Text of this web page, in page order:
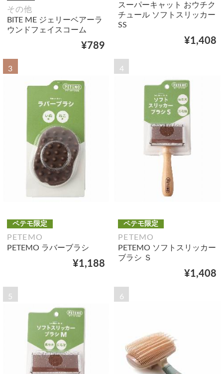
その他
BITE ME ジェリーベアーラ
ウンドフェイスコーム
¥789
スーパーキャット おウチク
チュール ソフトスリッカー
SS
¥1,408
3
ペテモ限定
PETEMO
PETEMO ラバーブラシ
¥1,188
4
ペテモ限定
PETEMO
PETEMO ソフトスリッカー
ブラシ Ｓ
¥1,408
5 6